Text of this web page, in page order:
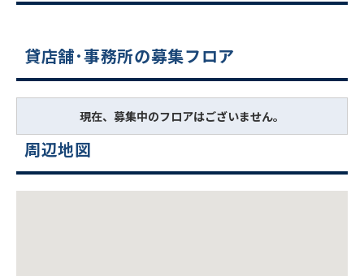
貸店舗･事務所の募集フロア
現在、募集中のフロアはございません。
周辺地図